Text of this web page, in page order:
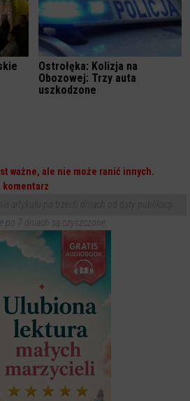
Ostrołęka: Kolizja na
Obozowej: Trzy auta
uszkodzone
ważne, ale nie może ranić innych.
komentarz
po 7 dniach są czyszczone.